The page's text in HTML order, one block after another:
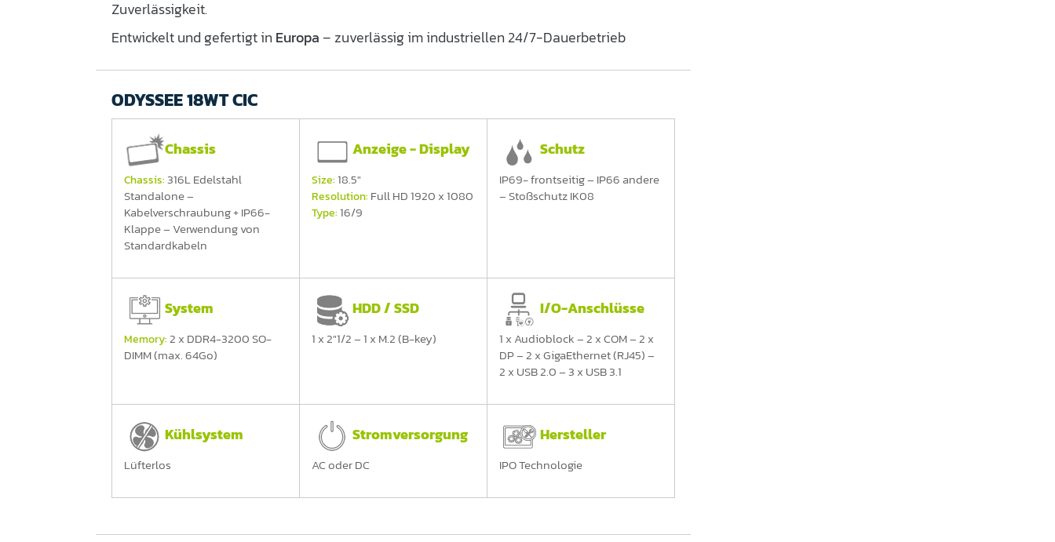
Zuverlässigkeit.
Entwickelt und gefertigt in Europa – zuverlässig im industriellen 24/7-Dauerbetrieb
ODYSSEE 18WT CIC
Chassis
Chassis:316L Edelstahl
Standalone –
Kabelverschraubung + IP66-
Klappe – Verwendung von
Standardkabeln
Anzeige - Display
Size:18.5"
Resolution: Full HD 1920 x 1080
Type:16/9
Schutz
IP69- frontseitig – IP66 andere
– Stoßschutz IK08
System
Memory:2 x DDR4-3200 SO-
DIMM (max. 64Go)
HDD / SSD
1 x 2"1/2 – 1 x M.2 (B-key)
I/O-Anschlüsse
1 x Audioblock – 2 x COM – 2 x
DP – 2 x GigaEthernet (RJ45) –
2 x USB 2.0 – 3 x USB 3.1
Kühlsystem
Lüfterlos
Stromversorgung
AC oder DC
Hersteller
IPO Technologie